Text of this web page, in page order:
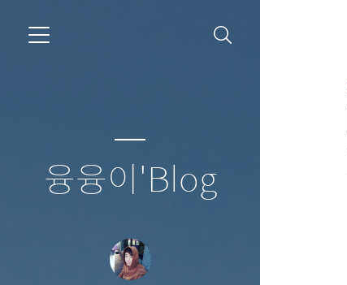
융융이'Blog